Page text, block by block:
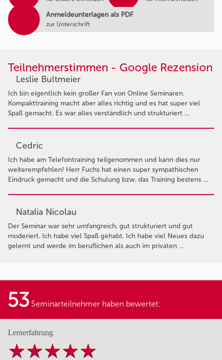
Anmeldeunterlagen als PDF
zur Unterschrift
Teilnehmerstimmen - Google Rezension
Leslie Bultmeier
Ich bin eigentlich kein großer Fan von Online Seminaren.
Kompakttraining macht aber alles richtig und es hat super viel
Spaß gemacht. Es war alles verständlich und strukturiert …
Cedric
Ich habe am Telefontraining teilgenommen und kann dies nur
weiterempfehlen! Herr Fuchs hat einen super sympathischen
Eindruck gemacht und die Schulung bzw. das Training bestens …
Natalia Nicolau
Der Seminar war sehr umfangreich, gut strukturiert und gut
moderiert. Ich habe viel Spaß gehabt. Ich habe viel Neues dazu
gelernt und werde im beruflichen als auch im privaten …
53 Seminarteilnehmer haben bewertet:
Lernerfahrung